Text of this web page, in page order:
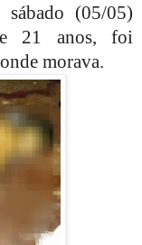
(05/05)
21 anos, foi
morava.